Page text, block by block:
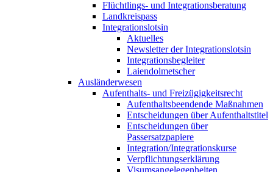
Flüchtlings- und Integrationsberatung
Landkreispass
Integrationslotsin
Aktuelles
Newsletter der Integrationslotsin
Integrationsbegleiter
Laiendolmetscher
Ausländerwesen
Aufenthalts- und Freizügigkeitsrecht
Aufenthaltsbeendende Maßnahmen
Entscheidungen über Aufenthaltstitel
Entscheidungen über
Passersatzpapiere
Integration/Integrationskurse
Verpflichtungserklärung
Visumsangelegenheiten